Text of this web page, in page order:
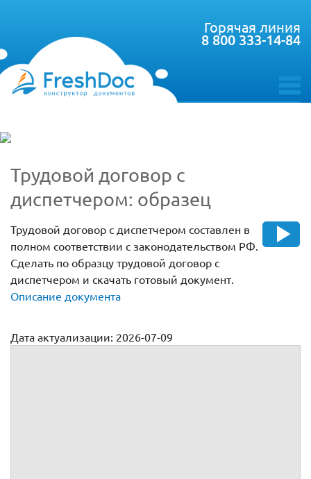
toggle
Горячая линия
8 800 333-14-84
Трудовой договор с
диспетчером: образец
Трудовой договор с диспетчером составлен в
полном соответствии с законодательством РФ.
Сделать по образцу трудовой договор с
диспетчером и скачать готовый документ.
Описание документа
Дата актуализации: 2026-07-09